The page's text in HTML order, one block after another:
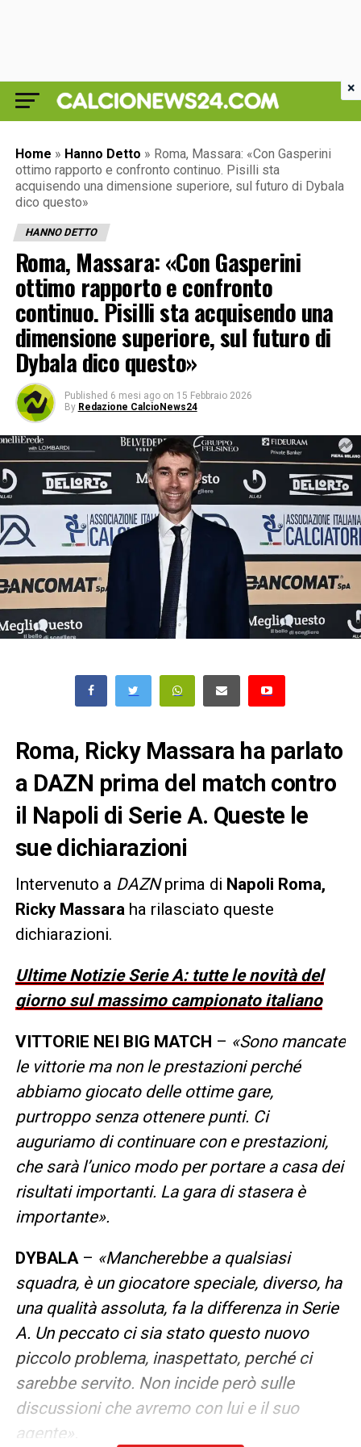
Home » Hanno Detto » Roma, Massara: «Con Gasperini
ottimo rapporto e confronto continuo. Pisilli sta
acquisendo una dimensione superiore, sul futuro di Dybala
dico questo»
HANNO DETTO
Roma, Massara: «Con Gasperini
ottimo rapporto e confronto
continuo. Pisilli sta acquisendo una
dimensione superiore, sul futuro di
Dybala dico questo»
Published 6 mesi ago on 15 Febbraio 2026
By Redazione CalcioNews24
Roma, Ricky Massara ha parlato
a DAZN prima del match contro
il Napoli di Serie A. Queste le
sue dichiarazioni
Intervenuto a DAZNprima di Napoli Roma,
Ricky Massara ha rilasciato queste
dichiarazioni.
Ultime Notizie Serie A: tutte le novità del
giorno sul massimo campionato italiano
VITTORIE NEI BIG MATCH – «Sono mancate
le vittorie ma non le prestazioni perché
abbiamo giocato delle ottime gare,
purtroppo senza ottenere punti. Ci
auguriamo di continuare con e prestazioni,
che sarà l’unico modo per portare a casa dei
risultati importanti. La gara di stasera è
importante».
DYBALA – «Mancherebbe a qualsiasi
squadra, è un giocatore speciale, diverso, ha
una qualità assoluta, fa la differenza in Serie
A. Un peccato ci sia stato questo nuovo
piccolo problema, inaspettato, perché ci
sarebbe servito. Non incide però sulle
discussioni che avremo con lui e il suo
agente».
×